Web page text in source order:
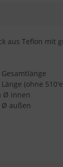
aus Teflon mit
(ohne
Ø innen
Ø außen